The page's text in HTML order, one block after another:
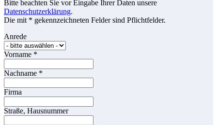
Bitte beachten Sie vor Eingabe Ihrer Daten unsere
Datenschutzerklärung.
Die mit * gekennzeichneten Felder sind Pflichtfelder.
Anrede
Vorname *
Nachname *
Firma
Straße, Hausnummer